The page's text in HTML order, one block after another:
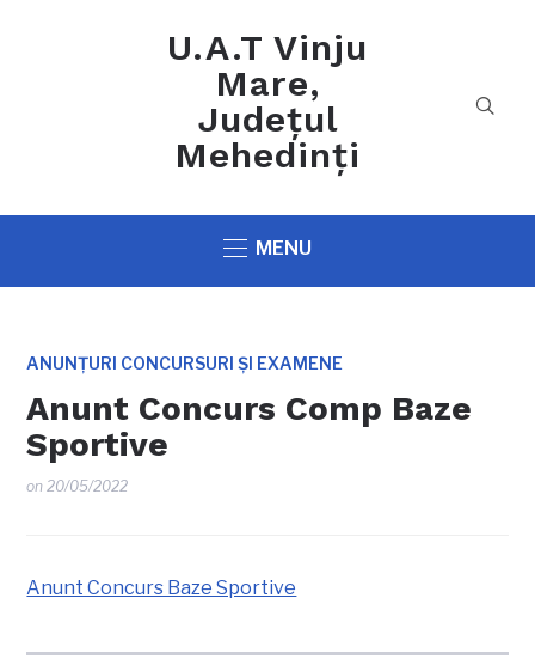
U.A.T Vinju
Mare,
Județul
Mehedinți
MENU
ANUNȚURI CONCURSURI ȘI EXAMENE
Anunt Concurs Comp Baze
Sportive
on20/05/2022
Anunt Concurs Baze Sportive